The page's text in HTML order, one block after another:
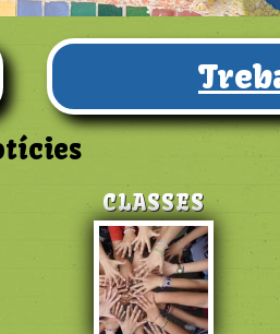
CLASSES